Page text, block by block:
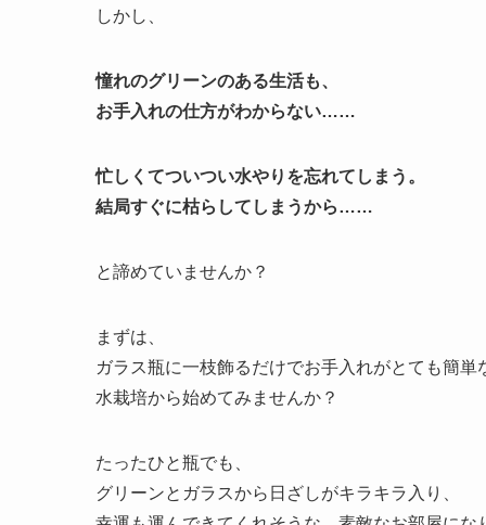
しかし、
憧れのグリーンのある生活も、
お手入れの仕方がわからない……
忙しくてついつい水やりを忘れてしまう。
結局すぐに枯らしてしまうから……
と諦めていませんか？
まずは、
ガラス瓶に一枝飾るだけでお手入れがとても簡単
水栽培から始めてみませんか？
たったひと瓶でも、
グリーンとガラスから日ざしがキラキラ入り、